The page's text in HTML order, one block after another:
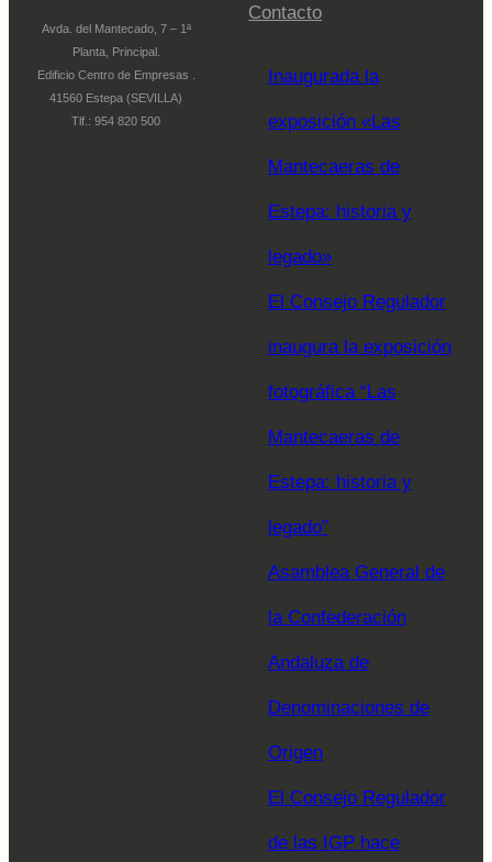
Avda. del Mantecado, 7 – 1ª
Planta, Principal.
Edificio Centro de Empresas .
41560 Estepa (SEVILLA)
Tlf.: 954 820 500
Contacto
Inaugurada la
exposición «Las
Mantecaeras de
Estepa: historia y
legado»
El Consejo Regulador
inaugura la exposición
fotográfica “Las
Mantecaeras de
Estepa: historia y
legado”
Asamblea General de
la Confederación
Andaluza de
Denominaciones de
Origen
El Consejo Regulador
de las IGP hace